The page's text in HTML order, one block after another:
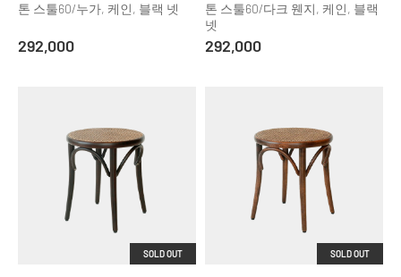
톤 스툴60/누가, 케인, 블랙 넷
292,000
톤 스툴60/다크 웬지, 케인, 블랙
넷
292,000
SOLD OUT SOLD OUT